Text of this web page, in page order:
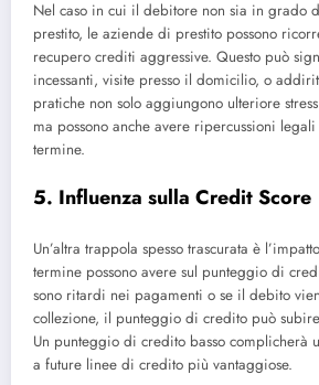
Nel caso in cui il debitore non sia in grado
prestito, le aziende di prestito possono
recupero crediti aggressive. Questo può
incessanti, visite presso il domicilio, o
pratiche non solo aggiungono ulteriore
ma possono anche avere ripercussioni
termine.
5. Influenza sulla Credit Score
Un’altra trappola spesso trascurata è
termine possono avere sul punteggio di
sono ritardi nei pagamenti o se il debito
collezione, il punteggio di credito può
Un punteggio di credito basso complicherà
a future linee di credito più vantaggiose.